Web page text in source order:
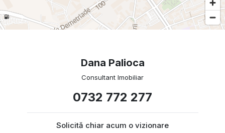
Dana Palioca
Consultant Imobiliar
0732 772 277
Solicită chiar acum o vizionare